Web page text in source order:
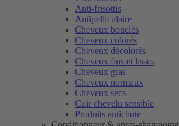
Anti-frisottis
Antipelliculaire
Cheveux bouclés
Cheveux colorés
Cheveux décolorés
Cheveux fins et lisses
Cheveux gras
Cheveux normaux
Cheveux secs
Cuir chevelu sensible
Produits antichute